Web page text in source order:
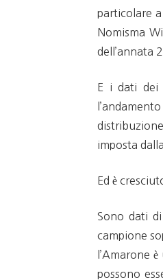
particolare
Nomisma
dell’annata
E i dati dei
imposta
Ed è
Sono dati
campione
l’Amarone
possono